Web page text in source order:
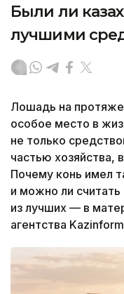
Были ли
лучшими
Лошадь на
особое место в
не только
частью хозяйства,
Почему конь имел
и можно ли
из лучших — в
агентства